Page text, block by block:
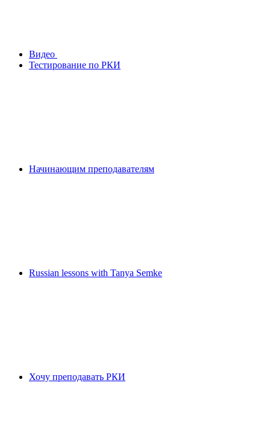
Видео
Тестирование по РКИ
Начинающим преподавателям
Russian lessons with Tanya Semke
Хочу преподавать РКИ